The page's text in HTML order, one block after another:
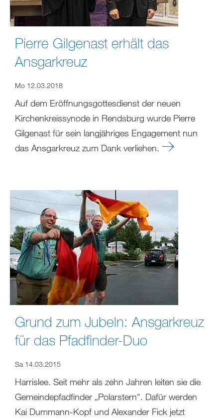
Pierre Gilgenast erhält das
Ansgarkreuz
Mo 12.03.2018
Auf dem Eröffnungsgottesdienst der neuen
Kirchenkreissynode in Rendsburg wurde Pierre
Gilgenast für sein langjähriges Engagement nun
das Ansgarkreuz zum Dank verliehen.
Grund zum Jubeln: Ansgarkreuz
für das Pfadfinder-Duo
Sa 14.03.2015
Harrislee. Seit mehr als zehn Jahren leiten sie die
Gemeindepfadfinder „Polarstern“. Dafür werden
Kai Dummann-Kopf und Alexander Fick jetzt